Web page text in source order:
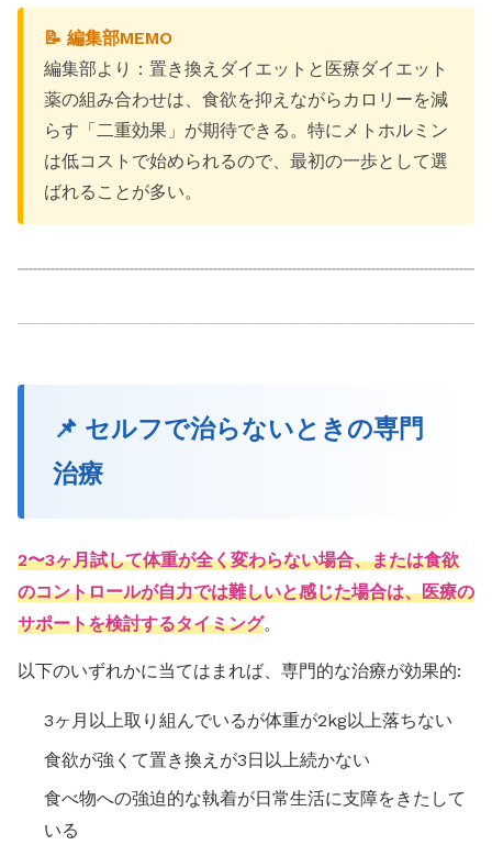
📝 編集部MEMO
編集部より：置き換えダイエットと医療ダイエット
薬の組み合わせは、食欲を抑えながらカロリーを減
らす「二重効果」が期待できる。特にメトホルミン
は低コストで始められるので、最初の一歩として選
ばれることが多い。
📌 セルフで治らないときの専門
治療
2〜3ヶ月試して体重が全く変わらない場合、または食欲
のコントロールが自力では難しいと感じた場合は、医療の
サポートを検討するタイミング。
以下のいずれかに当てはまれば、専門的な治療が効果的:
3ヶ月以上取り組んでいるが体重が2kg以上落ちない
食欲が強くて置き換えが3日以上続かない
食べ物への強迫的な執着が日常生活に支障をきたして
いる